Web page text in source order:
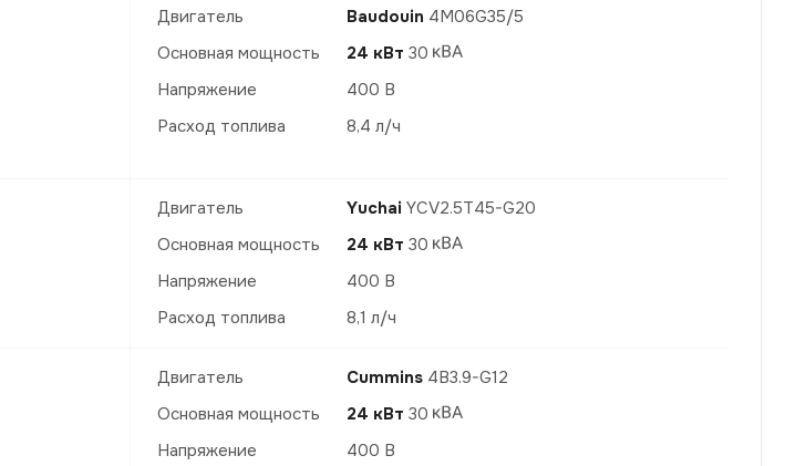
Двигатель Baudouin 4M06G35/5
Основная мощность
24 кВт 30
Напряжение
400 В
Расход топлива
8,4 л/ч
Двигатель Yuchai YCV2.5T45-G20
Основная мощность
24 кВт 30
Напряжение
400 В
Расход топлива
8,1 л/ч
Двигатель Cummins 4B3.9-G12
Основная мощность
24 кВт 30
Напряжение
400 В